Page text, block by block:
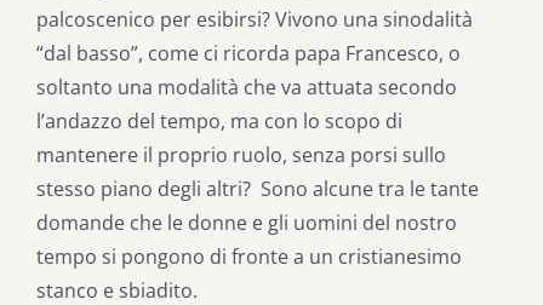
palcoscenico per esibirsi? Vivono una sinodalità
“dal basso”, come ci ricorda papa Francesco, o
soltanto una modalità che va attuata secondo
l’andazzo del tempo, ma con lo scopo di
mantenere il proprio ruolo, senza porsi sullo
stesso piano degli altri? Sono alcune tra le tante
domande che le donne e gli uomini del nostro
tempo si pongono di fronte a un cristianesimo
stanco e sbiadito.